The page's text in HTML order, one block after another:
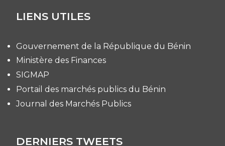
LIENS UTILES
Gouvernement de la République du Bénin
Ministère des Finances
SIGMAP
Portail des marchés publics du Bénin
Journal des Marchés Publics
DERNIERS TWEETS